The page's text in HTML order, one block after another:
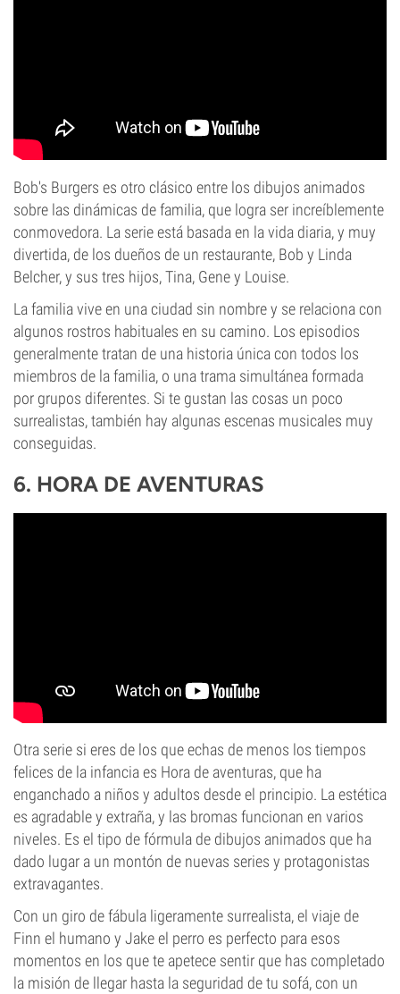
Bob's Burgers es otro clásico entre los dibujos animados
sobre las dinámicas de familia, que logra ser increíblemente
conmovedora. La serie está basada en la vida diaria, y muy
divertida, de los dueños de un restaurante, Bob y Linda
Belcher, y sus tres hijos, Tina, Gene y Louise.
La familia vive en una ciudad sin nombre y se relaciona con
algunos rostros habituales en su camino. Los episodios
generalmente tratan de una historia única con todos los
miembros de la familia, o una trama simultánea formada
por grupos diferentes. Si te gustan las cosas un poco
surrealistas, también hay algunas escenas musicales muy
conseguidas.
6. HORA DE AVENTURAS
Otra serie si eres de los que echas de menos los tiempos
felices de la infancia es Hora de aventuras, que ha
enganchado a niños y adultos desde el principio. La estética
es agradable y extraña, y las bromas funcionan en varios
niveles. Es el tipo de fórmula de dibujos animados que ha
dado lugar a un montón de nuevas series y protagonistas
extravagantes.
Con un giro de fábula ligeramente surrealista, el viaje de
Finn el humano y Jake el perro es perfecto para esos
momentos en los que te apetece sentir que has completado
la misión de llegar hasta la seguridad de tu sofá, con un